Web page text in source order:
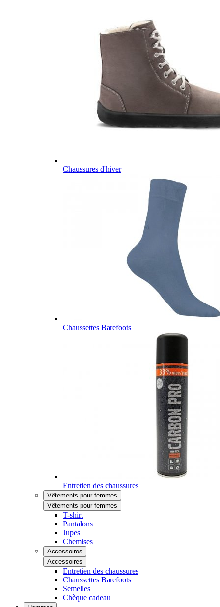
Chaussures d'hiver
Chaussettes Barefoots
Entretien des chaussures
Vêtements pour femmes
Vêtements pour femmes
T-shirt
Pantalons
Jupes
Chemises
Accessoires
Accessoires
Entretien des chaussures
Chaussettes Barefoots
Semelles
Chèque cadeau